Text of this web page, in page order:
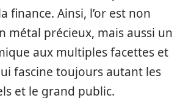
finance. Ainsi, l’or est non
métal précieux, mais aussi un
aux multiples facettes et
fascine toujours autant les
et le grand public.